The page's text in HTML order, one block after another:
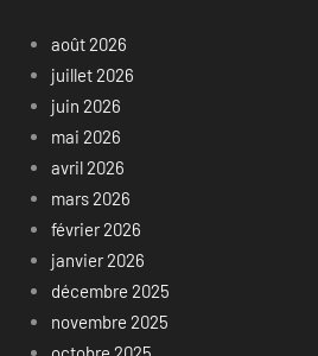
août 2026
juillet 2026
juin 2026
mai 2026
avril 2026
mars 2026
février 2026
janvier 2026
décembre 2025
novembre 2025